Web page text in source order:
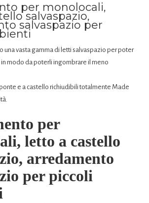
per monolocali,
salvaspazio,
salvaspazio per
una vasta gamma di letti salvaspazio per poter
modo da poterli ingombrare il meno
e a castello richiudibili totalmente Made
per
letto a castello
arredamento
per piccoli